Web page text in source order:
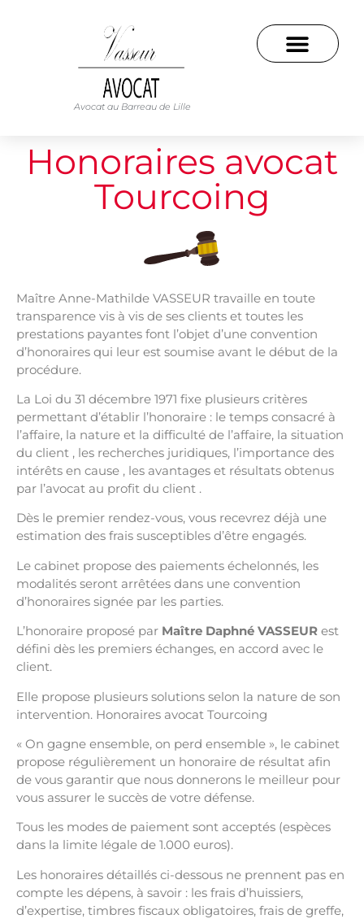
Avocat au Barreau de Lille
Honoraires avocat
Tourcoing
Maître Anne-Mathilde VASSEUR travaille en toute
transparence vis à vis de ses clients et toutes les
prestations payantes font l’objet d’une convention
d’honoraires qui leur est soumise avant le début de la
procédure.
La Loi du 31 décembre 1971 fixe plusieurs critères
permettant d’établir l’honoraire : le temps consacré à
l’affaire, la nature et la difficulté de l’affaire, la situation
du client , les recherches juridiques, l’importance des
intérêts en cause , les avantages et résultats obtenus
par l’avocat au profit du client .
Dès le premier rendez-vous, vous recevrez déjà une
estimation des frais susceptibles d’être engagés.
Le cabinet propose des paiements échelonnés, les
modalités seront arrêtées dans une convention
d’honoraires signée par les parties.
L’honoraire proposé par Maître Daphné VASSEUR est
défini dès les premiers échanges, en accord avec le
client.
Elle propose plusieurs solutions selon la nature de son
intervention. Honoraires avocat Tourcoing
« On gagne ensemble, on perd ensemble », le cabinet
propose régulièrement un honoraire de résultat afin
de vous garantir que nous donnerons le meilleur pour
vous assurer le succès de votre défense.
Tous les modes de paiement sont acceptés (espèces
dans la limite légale de 1.000 euros).
Les honoraires détaillés ci-dessous ne prennent pas en
compte les dépens, à savoir : les frais d’huissiers,
d’expertise, timbres fiscaux obligatoires, frais de greffe,